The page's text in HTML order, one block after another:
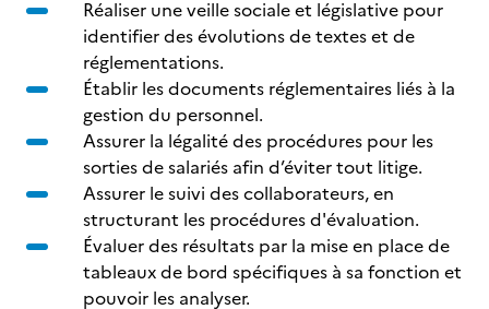
Réaliser une veille sociale et législative pour
identifier des évolutions de textes et de
réglementations.
Établir les documents réglementaires liés à la
gestion du personnel.
Assurer la légalité des procédures pour les
sorties de salariés afin d’éviter tout litige.
Assurer le suivi des collaborateurs, en
structurant les procédures d'évaluation.
Évaluer des résultats par la mise en place de
tableaux de bord spécifiques à sa fonction et
pouvoir les analyser.